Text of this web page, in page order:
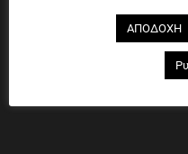
Που θα
Χαροκόπου
ΑΠΟΔΟΧΗ